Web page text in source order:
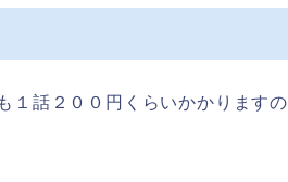
１話２００円くらいかかりますの